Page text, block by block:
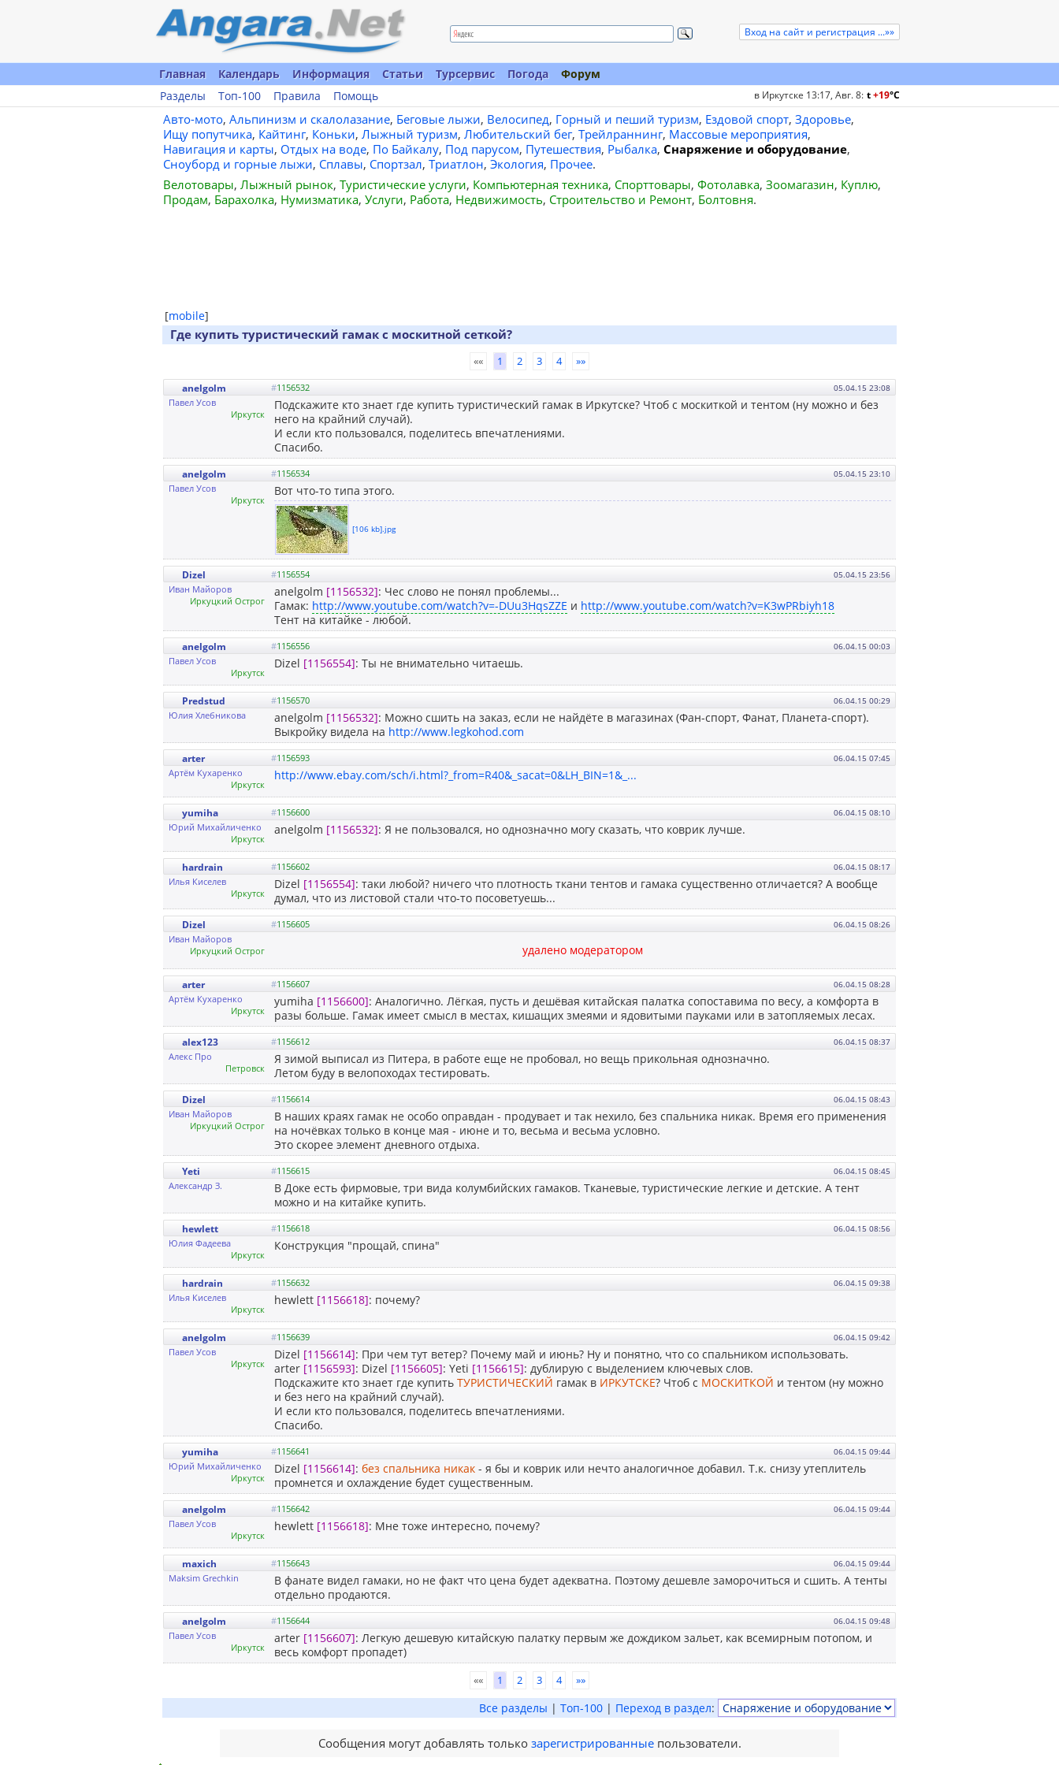
Вход на сайт и регистрация ...»»
Главная Календарь Информация Статьи Турсервис Погода
Форум
Разделы
Топ-100 Правила Помощь в Иркутске 13:17, Авг. 8: t+19°C
Авто-мото, Альпинизм и скалолазание, Беговые лыжи, Велосипед, Горный и пеший туризм, Ездовой спорт, Здоровье,
Ищу попутчика, Кайтинг, Коньки, Лыжный туризм, Любительский бег, Трейлраннинг, Массовые мероприятия,
Навигация и карты, Отдых на воде, По Байкалу, Под парусом, Путешествия, Рыбалка, Снаряжение и оборудование,
Сноуборд и горные лыжи, Сплавы, Спортзал, Триатлон, Экология, Прочее.
Велотовары, Лыжный рынок, Туристические услуги, Компьютерная техника, Спорттовары, Фотолавка, Зоомагазин, Куплю,
Продам, Барахолка, Нумизматика, Услуги, Работа, Недвижимость, Строительство и Ремонт, Болтовня.
[mobile]
Где купить туристический гамак с москитной сеткой?
«« 1 2 3 4 »»
05.04.15 23:08
anelgolm #1156532
Павел Усов
Иркутск
Подскажите кто знает где купить туристический гамак в Иркутске? Чтоб с москиткой и тентом (ну можно и без
него на крайний случай).
И если кто пользовался, поделитесь впечатлениями.
Спасибо.
05.04.15 23:10
anelgolm #1156534
Павел Усов
Иркутск
Вот что-то типа этого.
[106 kb].jpg
05.04.15 23:56
Dizel #1156554
Иван Майоров
Иркуцкий Острог
anelgolm [1156532]: Чес слово не понял проблемы...
Гамак: http://www.youtube.com/watch?v=-DUu3HqsZZE и http://www.youtube.com/watch?v=K3wPRbiyh18
Тент на китайке - любой.
06.04.15 00:03
anelgolm #1156556
Павел Усов
Иркутск
Dizel [1156554]: Ты не внимательно читаешь.
06.04.15 00:29
Predstud #1156570
Юлия Хлебникова
anelgolm [1156532]: Можно сшить на заказ, если не найдёте в магазинах (Фан-спорт, Фанат, Планета-спорт).
Выкройку видела на http://www.legkohod.com
06.04.15 07:45
arter #1156593
Артём Кухаренко
Иркутск
http://www.ebay.com/sch/i.html?_from=R40&_sacat=0&LH_BIN=1&_...
06.04.15 08:10
yumiha #1156600
Юрий Михайличенко
Иркутск
anelgolm [1156532]: Я не пользовался, но однозначно могу сказать, что коврик лучше.
06.04.15 08:17
hardrain #1156602
Илья Киселев
Иркутск
Dizel [1156554]: таки любой? ничего что плотность ткани тентов и гамака существенно отличается? А вообще
думал, что из листовой стали что-то посоветуешь...
06.04.15 08:26
Dizel #1156605
Иван Майоров
Иркуцкий Острог
удалено модератором
06.04.15 08:28
arter #1156607
Артём Кухаренко
Иркутск
yumiha [1156600]: Аналогично. Лёгкая, пусть и дешёвая китайская палатка сопоставима по весу, а комфорта в
разы больше. Гамак имеет смысл в местах, кишащих змеями и ядовитыми пауками или в затопляемых лесах.
06.04.15 08:37
alex123 #1156612
Алекс Про
Петровск
Я зимой выписал из Питера, в работе еще не пробовал, но вещь прикольная однозначно.
Летом буду в велопоходах тестировать.
06.04.15 08:43
Dizel #1156614
Иван Майоров
Иркуцкий Острог
В наших краях гамак не особо оправдан - продувает и так нехило, без спальника никак. Время его применения
на ночёвках только в конце мая - июне и то, весьма и весьма условно.
Это скорее элемент дневного отдыха.
06.04.15 08:45
Yeti #1156615
Александр З.
В Доке есть фирмовые, три вида колумбийских гамаков. Тканевые, туристические легкие и детские. А тент
можно и на китайке купить.
06.04.15 08:56
hewlett #1156618
Юлия Фадеева
Иркутск
Конструкция "прощай, спина"
06.04.15 09:38
hardrain #1156632
Илья Киселев
Иркутск
hewlett [1156618]: почему?
06.04.15 09:42
anelgolm #1156639
Павел Усов
Иркутск
Dizel [1156614]: При чем тут ветер? Почему май и июнь? Ну и понятно, что со спальником использовать.
arter [1156593]: Dizel [1156605]: Yeti [1156615]: дублирую с выделением ключевых слов.
Подскажите кто знает где купить ТУРИСТИЧЕСКИЙ гамак в ИРКУТСКЕ? Чтоб с МОСКИТКОЙ и тентом (ну можно
и без него на крайний случай).
И если кто пользовался, поделитесь впечатлениями.
Спасибо.
06.04.15 09:44
yumiha #1156641
Юрий Михайличенко
Иркутск
Dizel [1156614]: без спальника никак - я бы и коврик или нечто аналогичное добавил. Т.к. снизу утеплитель
промнется и охлаждение будет существенным.
06.04.15 09:44
anelgolm #1156642
Павел Усов
Иркутск
hewlett [1156618]: Мне тоже интересно, почему?
06.04.15 09:44
maxich #1156643
Maksim Grechkin
В фанате видел гамаки, но не факт что цена будет адекватна. Поэтому дешевле заморочиться и сшить. А тенты
отдельно продаются.
06.04.15 09:48
anelgolm #1156644
Павел Усов
Иркутск
arter [1156607]: Легкую дешевую китайскую палатку первым же дождиком зальет, как всемирным потопом, и
весь комфорт пропадет)
«« 1 2 3 4 »»
Все разделы | Топ-100 | Переход в раздел:
Сообщения могут добавлять только зарегистрированныепользователи.